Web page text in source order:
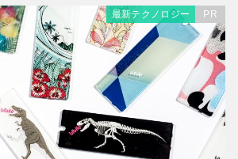
最新テクノロジー PR